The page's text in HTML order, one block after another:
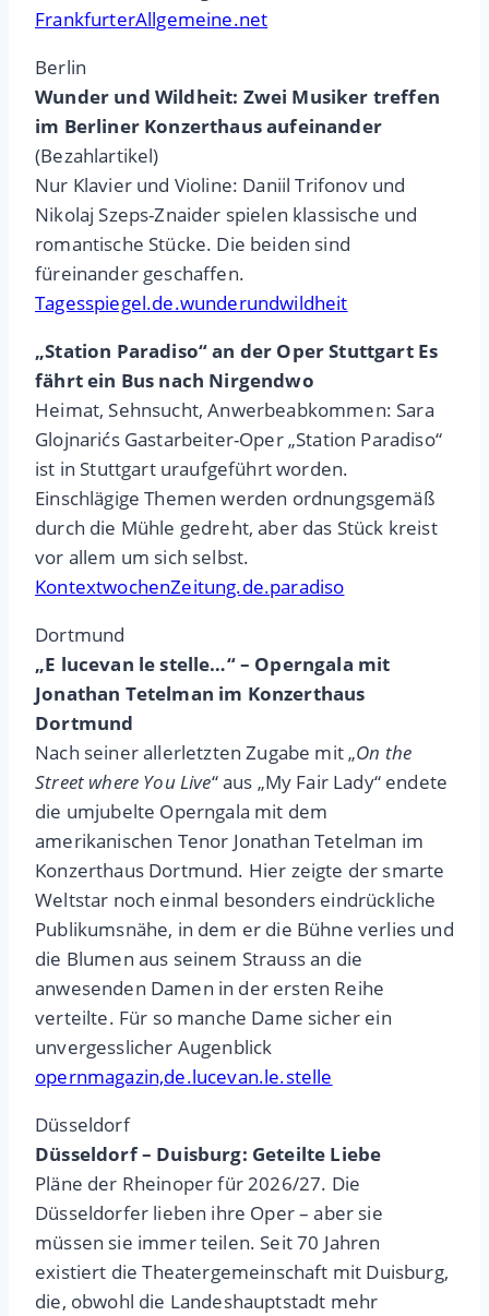
FrankfurterAllgemeine.net
Berlin
Wunder und Wildheit: Zwei Musiker treffen
im Berliner Konzerthaus aufeinander
(Bezahlartikel)
Nur Klavier und Violine: Daniil Trifonov und
Nikolaj Szeps-Znaider spielen klassische und
romantische Stücke. Die beiden sind
füreinander geschaffen.
Tagesspiegel.de.wunderundwildheit
„Station Paradiso“ an der Oper Stuttgart Es
fährt ein Bus nach Nirgendwo
Heimat, Sehnsucht, Anwerbeabkommen: Sara
Glojnarićs Gastarbeiter-Oper „Station Paradiso“
ist in Stuttgart uraufgeführt worden.
Einschlägige Themen werden ordnungsgemäß
durch die Mühle gedreht, aber das Stück kreist
vor allem um sich selbst.
KontextwochenZeitung.de.paradiso
Dortmund
„E lucevan le stelle…“ – Operngala mit
Jonathan Tetelman im Konzerthaus
Dortmund
Nach seiner allerletzten Zugabe mit „On the
Street where You Live“ aus „My Fair Lady“ endete
die umjubelte Operngala mit dem
amerikanischen Tenor Jonathan Tetelman im
Konzerthaus Dortmund. Hier zeigte der smarte
Weltstar noch einmal besonders eindrückliche
Publikumsnähe, in dem er die Bühne verlies und
die Blumen aus seinem Strauss an die
anwesenden Damen in der ersten Reihe
verteilte. Für so manche Dame sicher ein
unvergesslicher Augenblick
opernmagazin,de.lucevan.le.stelle
Düsseldorf
Düsseldorf – Duisburg: Geteilte Liebe
Pläne der Rheinoper für 2026/27. Die
Düsseldorfer lieben ihre Oper – aber sie
müssen sie immer teilen. Seit 70 Jahren
existiert die Theatergemeinschaft mit Duisburg,
die, obwohl die Landeshauptstadt mehr